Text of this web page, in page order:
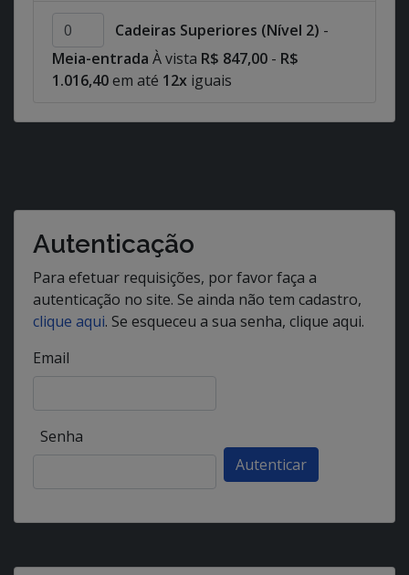
Cadeiras Superiores (Nível 2) -
Meia-entrada À vista R$ 847,00 - R$
1.016,40em até 12x iguais
Autenticação
Para efetuar requisições, por favor faça a
autenticação no site. Se ainda não tem cadastro,
clique aqui. Se esqueceu a sua senha, clique aqui.
Email
Senha